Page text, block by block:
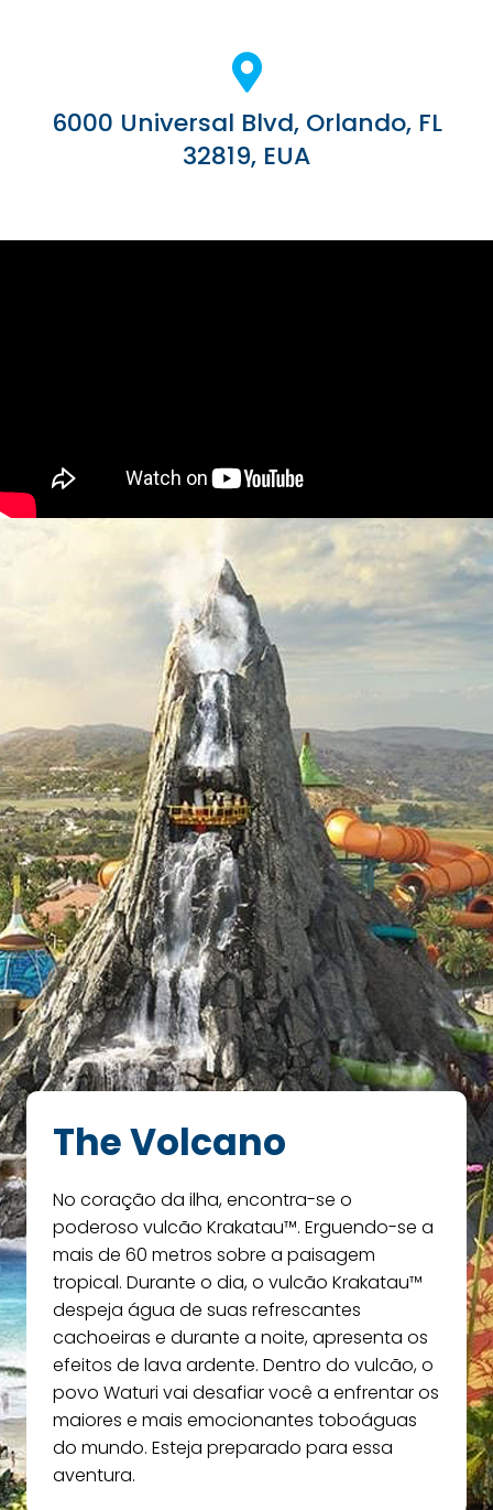
6000 Universal Blvd, Orlando, FL
32819, EUA
The Volcano
No coração da ilha, encontra-se o
poderoso vulcão Krakatau™. Erguendo-se a
mais de 60 metros sobre a paisagem
tropical. Durante o dia, o vulcão Krakatau™
despeja água de suas refrescantes
cachoeiras e durante a noite, apresenta os
efeitos de lava ardente. Dentro do vulcão, o
povo Waturi vai desafiar você a enfrentar os
maiores e mais emocionantes toboáguas
do mundo. Esteja preparado para essa
aventura.